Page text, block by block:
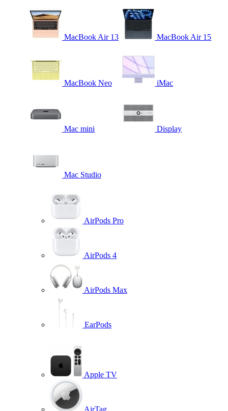
MacBook Air 13 MacBook Air 15
MacBook Neo iMac
Mac mini Display
Mac Studio
AirPods Pro
AirPods 4
AirPods Max
EarPods
Apple TV